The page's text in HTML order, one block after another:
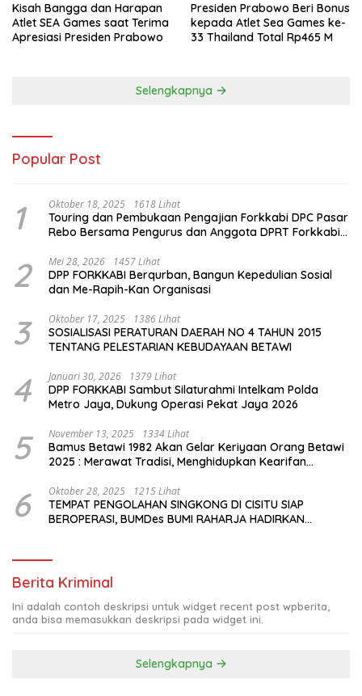
Kisah Bangga dan Harapan
Atlet SEA Games saat Terima
Apresiasi Presiden Prabowo
Presiden Prabowo Beri Bonus
kepada Atlet Sea Games ke-
33 Thailand Total Rp465 M
Selengkapnya
Popular Post
1 Oktober 18, 2025 1618 Lihat
Touring dan Pembukaan Pengajian Forkkabi DPC Pasar
Rebo Bersama Pengurus dan Anggota DPRT Forkkabi
2 Mei 28, 2026 1457 Lihat
DPP FORKKABI Berqurban, Bangun Kepedulian Sosial
dan Me-Rapih-Kan Organisasi
3 Oktober 17, 2025 1386 Lihat
SOSIALISASI PERATURAN DAERAH NO 4 TAHUN 2015
TENTANG PELESTARIAN KEBUDAYAAN BETAWI
4 Januari 30, 2026 1379 Lihat
DPP FORKKABI Sambut Silaturahmi Intelkam Polda
Metro Jaya, Dukung Operasi Pekat Jaya 2026
5 November 13, 2025 1334 Lihat
Bamus Betawi 1982 Akan Gelar Keriyaan Orang Betawi
2025 : Merawat Tradisi, Menghidupkan Kearifan
6 Oktober 28, 2025 1215 Lihat
TEMPAT PENGOLAHAN SINGKONG DI CISITU SIAP
BEROPERASI, BUMDes BUMI RAHARJA HADIRKAN
Berita Kriminal
Ini adalah contoh deskripsi untuk widget recent post wpberita,
anda bisa memasukkan deskripsi pada widget ini.
Selengkapnya